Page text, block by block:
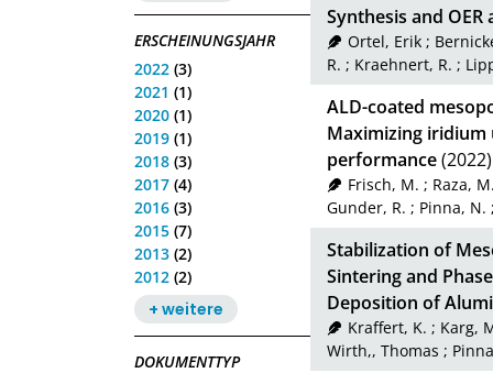
ERSCHEINUNGSJAHR
2022 (3)
2021 (1)
2020 (1)
2019 (1)
2018 (3)
2017 (4)
2016 (3)
2015 (7)
2013 (2)
2012 (2)
+ weitere
DOKUMENTTYP
Synthesis and
Ortel, Erik;
R. ; Kraehnert, R. ;
ALD-coated
Maximizing iridium
performance(2022)
Frisch, M. ; Raza,
Gunder, R. ; Pinna, N.
Stabilization of
Sintering and
Deposition of
Kraffert, K. ; Karg,
Wirth,, Thomas ;